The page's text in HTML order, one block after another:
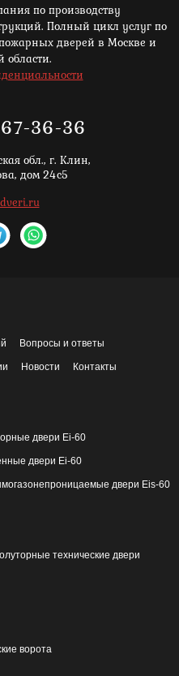
по производству
Полный цикл услуг по
дверей в Москве и
области.
36-36
обл., г. Клин,
дом 24с5
Вопросы и ответы
Новости Контакты
двери Ei-60
двери Ei-60
двери Eis-60
технические двери
ворота